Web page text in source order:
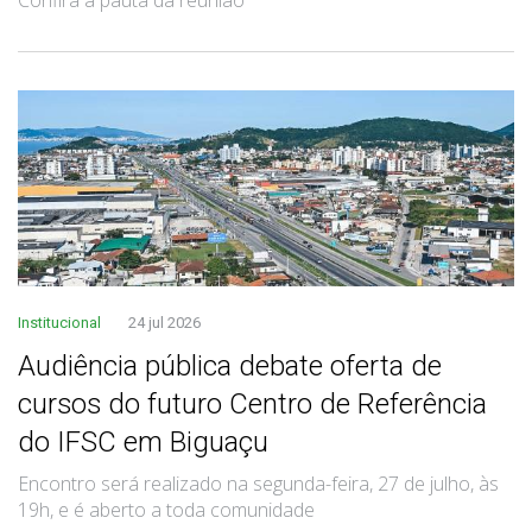
Institucional 24 jul 2026
Audiência pública debate oferta de
cursos do futuro Centro de Referência
do IFSC em Biguaçu
Encontro será realizado na segunda-feira, 27 de julho, às
19h, e é aberto a toda comunidade